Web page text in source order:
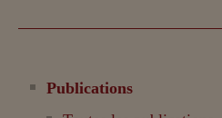
Publications